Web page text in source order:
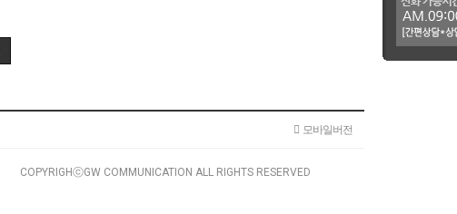
모바일버전
COPYRIGHⓒGW COMMUNICATION ALL RIGHTS RESERVED